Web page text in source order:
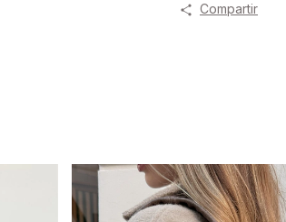
Compartir